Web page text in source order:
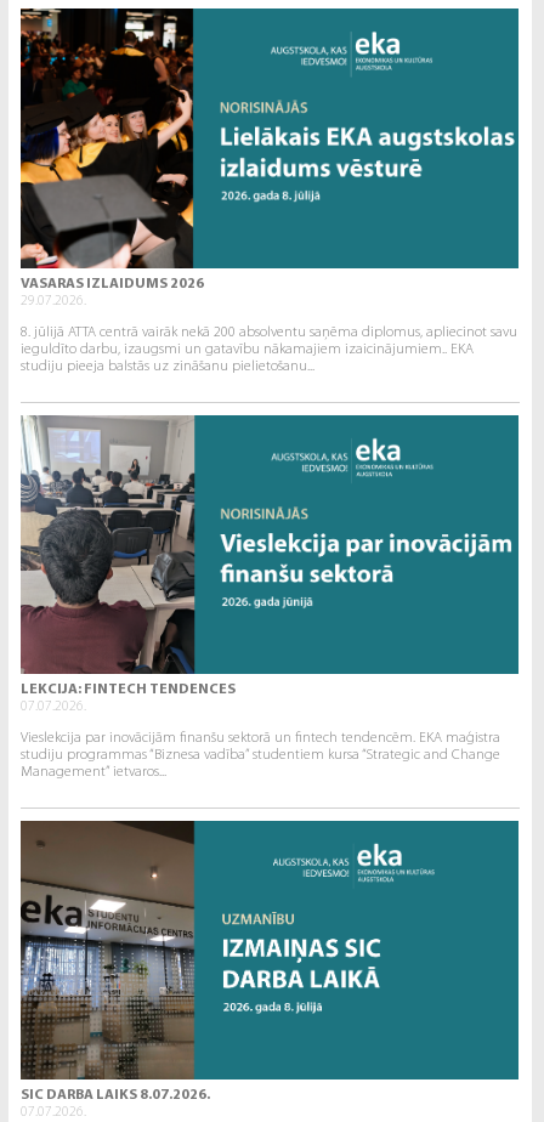
VASARAS IZLAIDUMS 2026
29.07.2026.
8. jūlijā ATTA centrā vairāk nekā 200 absolventu saņēma diplomus, apliecinot savu
ieguldīto darbu, izaugsmi un gatavību nākamajiem izaicinājumiem.. EKA
studiju pieeja balstās uz zināšanu pielietošanu...
LEKCIJA: FINTECH TENDENCES
07.07.2026.
Vieslekcija par inovācijām finanšu sektorā un fintech tendencēm. EKA maģistra
studiju programmas “Biznesa vadība” studentiem kursa “Strategic and Change
Management” ietvaros...
SIC DARBA LAIKS 8.07.2026.
07.07.2026.